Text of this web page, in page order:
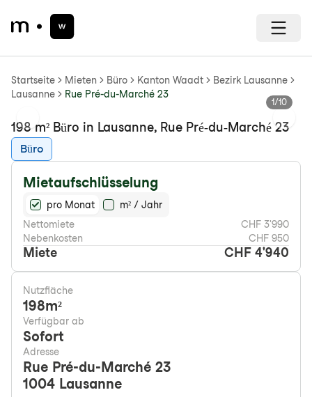
Startseite Mieten Büro Kanton Waadt
Bezirk Lausanne
Lausanne
Rue Pré-du-Marché 23
Previous slide Next
1/10
198 m² Büro in Lausanne, Rue Pré-du-Marché 23
Büro
Mietaufschlüsselung
pro Monat
m² / Jahr
Nettomiete
CHF 3'990
Nebenkosten
CHF 950
Miete CHF 4'940
Nutzfläche
198m²
Verfügbar ab
Sofort
Adresse
Rue Pré-du-Marché 23
1004 Lausanne